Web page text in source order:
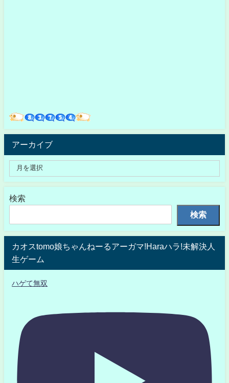
アーカイブ
検索
検索
カオスtomo娘ちゃんねーるアーガマ!Haraハラ!未解決人
生ゲーム
ハゲて無双